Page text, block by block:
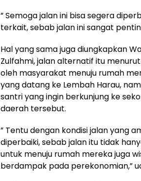
” Semoga jalan ini bisa segera
terkait, sebab jalan ini sangat
Hal yang sama juga diungkapkan
Zulfahmi, jalan alternatif itu
oleh masyarakat menuju rumah
yang datang ke Lembah Harau,
santri yang ingin berkunjung ke
daerah tersebut.
” Tentu dengan kondisi jalan yang
diperbaiki, sebab jalan itu tidak
untuk menuju rumah mereka juga
berdampak pada perekonomian,”